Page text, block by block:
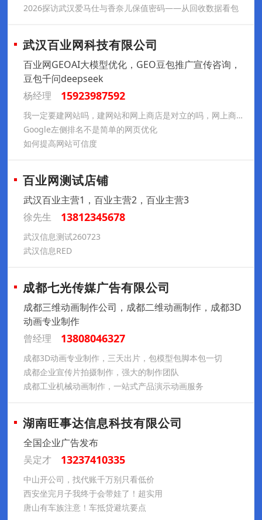
2026探访武汉爱马仕与香奈儿保值密码——从回收数据看包
武汉百业网科技有限公司
百业网GEOAI大模型优化，GEO豆包推广宣传咨询，
豆包千问deepseek
杨经理
15923987592
我一定要建网站吗，建网站和网上商店是对立的吗，网上商店与网站的区别
Google左侧排名不是简单的网页优化
如何提高网站可信度
百业网测试店铺
武汉百业主营1，百业主营2，百业主营3
徐先生
13812345678
武汉信息测试260723
武汉信息RED
成都七光传媒广告有限公司
成都三维动画制作公司，成都二维动画制作，成都3D
动画专业制作
曾经理
13808046327
成都3D动画专业制作，三天出片，包模型包脚本包一切
成都企业宣传片拍摄制作，强大的制作团队
成都工业机械动画制作，一站式产品演示动画服务
湖南旺事达信息科技有限公司
全国企业广告发布
吴定才
13237410335
中山开公司，找代账千万别只看低价
西安坐完月子我终于会带娃了！超实用
唐山有车族注意！车抵贷避坑要点